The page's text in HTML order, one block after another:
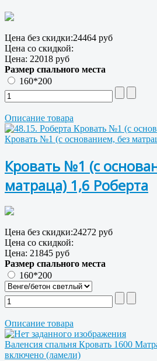
Цена без скидки:24464 руб
Цена со скидкой:
Цена: 22018 руб
Размер спального места
160*200
Описание товара
Кровать №1 (с основанием, без
Кровать №1 (с
матраца) 1,6 Роберта
Цена без скидки:24272 руб
Цена со скидкой:
Цена: 21845 руб
Размер спального места
160*200
Описание товара
Валенсия спальня Кровать 1600
включено (ламели)